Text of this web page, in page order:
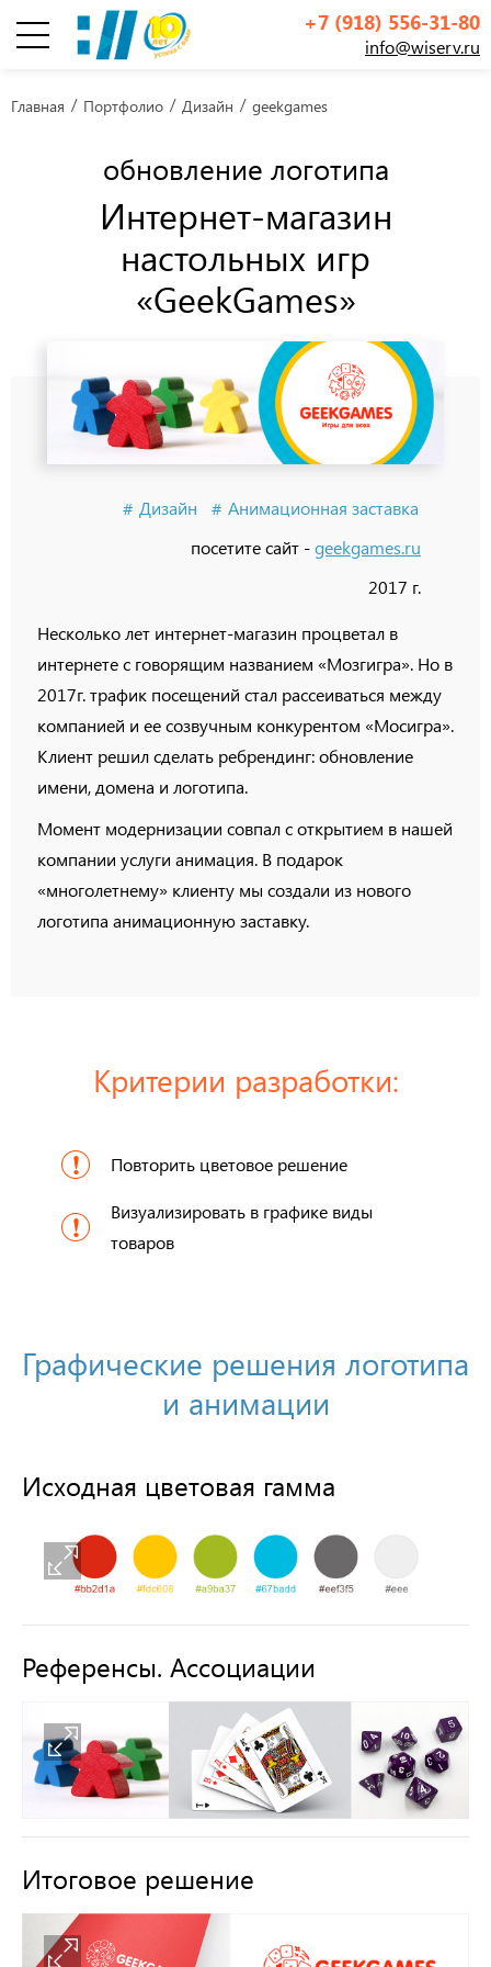
+7 (918) 556-31-80
info@wiserv.ru
Главная Портфолио Дизайн geekgames
обновление логотипа
Интернет-магазин
настольных игр
«GeekGames»
Дизайн
Анимационная заставка
посетите сайт -geekgames.ru
2017 г.
Несколько лет интернет-магазин процветал в
интернете с говорящим названием «Мозгигра». Но в
2017г. трафик посещений стал рассеиваться между
компанией и ее созвучным конкурентом «Мосигра».
Клиент решил сделать ребрендинг: обновление
имени, домена и логотипа.
Момент модернизации совпал с открытием в нашей
компании услуги анимация. В подарок
«многолетнему» клиенту мы создали из нового
логотипа анимационную заставку.
Критерии разработки:
Повторить цветовое решение
Визуализировать в графике виды
товаров
Графические решения логотипа
и анимации
Исходная цветовая гамма
Референсы. Ассоциации
Итоговое решение